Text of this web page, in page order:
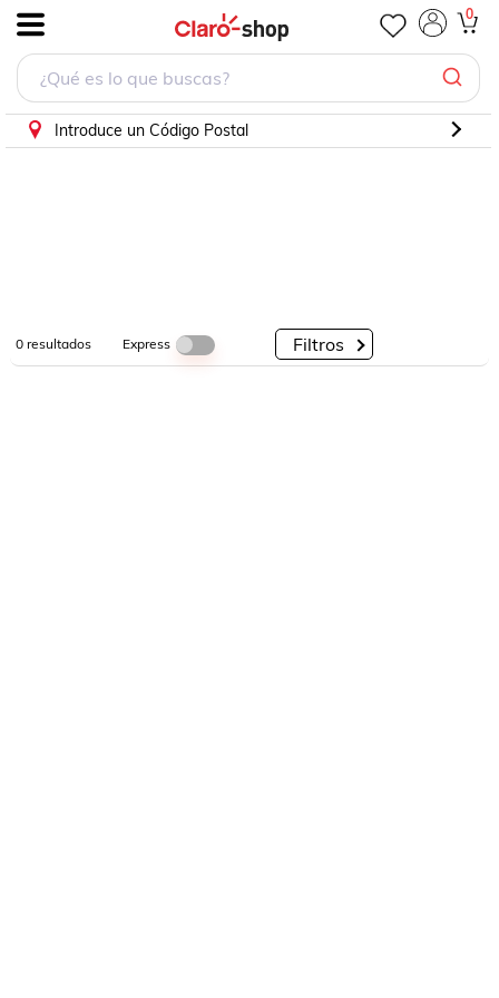
0
Introduce un Código Postal
0resultados Express Filtros
PorCategorías
PorMarcas
PorDescuento